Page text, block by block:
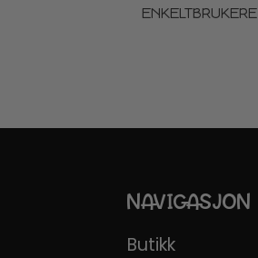
ENKELTBRUKERE
NAVIGASJON
Butikk